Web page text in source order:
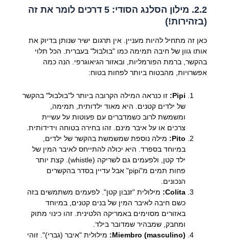
2.2. מילון הסלנג הסודי: 5 דרכים לומר את זה
(בזהירות!)
כאן זה מתחיל להיות מעניין. אין תרגום ישיר שנותן בדיוק את
אותו גוון של חיבה תמימה כמו "בולבול" בעברית. הכל תלוי
בהקשר, ברמת הפורמליות, ובאזור הגיאוגרפי. הנה כמה
אפשרויות, מהבטוח ביותר לפחות בטוח:
Pipi:
זו כנראה המילה הקרובה ביותר ל"בולבול" בהקשר
של ילדים קטנים. היא מאוד ילדותית, תמימה,
ומשמשת לרוב כשמדברים עם פעוטות על עשיית
צרכים או על איבר מינם. זהו בחירה בטוחה וידידותית.
Pito:
מילה נוספת שמשמשת בהקשר של ילדים,
במיוחד בספרד. היא יכולה להתייחס לאיבר המין של
ילד קטן, ולפעמים גם לשריקה (whistle). קצת יותר
פחות תמים מ"pipi" אבל עדיין בסדר בהקשרים
הנכונים.
Colita:
מילולית "זנבון קטן". לפעמים משתמשים בזה
כשם חיבה לאיבר המין של בנים קטנים, במיוחד
באזורים מסוימים באמריקה הלטינית. זהו כינוי מתוק
ומחבק, שמבהיר שמדובר בילד.
Miembro (masculino):
מילולית "איבר (גברי)". זוהי